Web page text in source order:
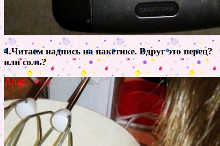
4.Читаем надпись на пакетике. Вдруг это перец?
или соль?